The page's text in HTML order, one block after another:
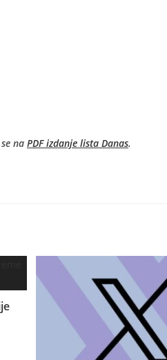
na PDF izdanje lista Danas.